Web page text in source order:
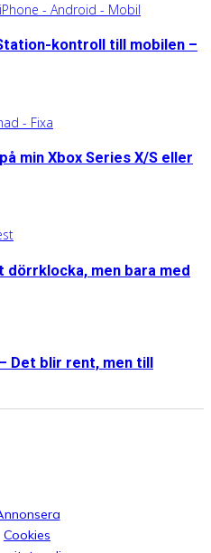
kontroll till mobilen –
min Xbox Series X/S eller
dörrklocka, men bara med
Det blir rent, men till
Cookies